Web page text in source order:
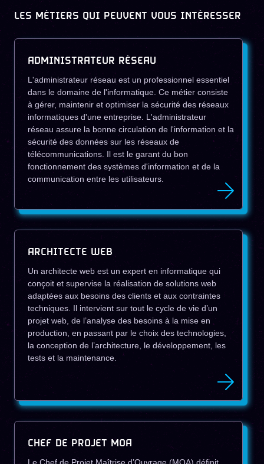
LES MÉTIERS QUI PEUVENT VOUS INTÉRESSER
ADMINISTRATEUR RÉSEAU
L'administrateur réseau est un professionnel essentiel
dans le domaine de l'informatique. Ce métier consiste
à gérer, maintenir et optimiser la sécurité des réseaux
informatiques d'une entreprise. L'administrateur
réseau assure la bonne circulation de l'information et la
sécurité des données sur les réseaux de
télécommunications. Il est le garant du bon
fonctionnement des systèmes d'information et de la
communication entre les utilisateurs.
ARCHITECTE WEB
Un architecte web est un expert en informatique qui
conçoit et supervise la réalisation de solutions web
adaptées aux besoins des clients et aux contraintes
techniques. Il intervient sur tout le cycle de vie d’un
projet web, de l’analyse des besoins à la mise en
production, en passant par le choix des technologies,
la conception de l’architecture, le développement, les
tests et la maintenance.
CHEF DE PROJET MOA